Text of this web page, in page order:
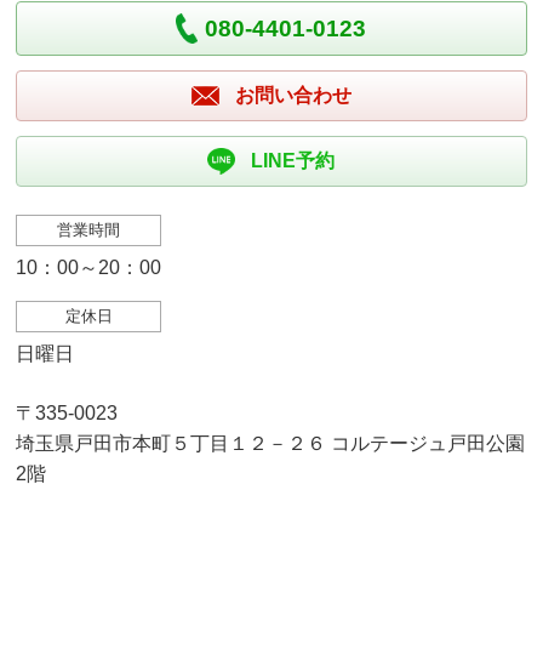
080-4401-0123
お問い合わせ
LINE予約
営業時間
10：00～20：00
定休日
日曜日
〒335-0023
埼玉県戸田市本町５丁目１２－２６ コルテージュ戸田公園
2階